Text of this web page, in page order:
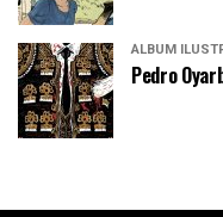
ÁLBUM
Pedro